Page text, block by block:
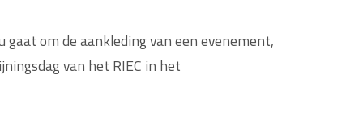
om de aankleding van een evenement,
van het RIEC in het